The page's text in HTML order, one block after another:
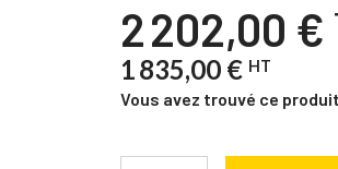
2 202,00 €
1 835,00 € HT
Vous avez trouvé ce